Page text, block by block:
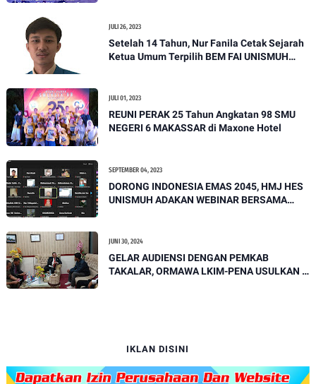
JULI 26, 2023
Setelah 14 Tahun, Nur Fanila Cetak Sejarah
Ketua Umum Terpilih BEM FAI UNISMUH
JULI 01, 2023
REUNI PERAK 25 Tahun Angkatan 98 SMU
NEGERI 6 MAKASSAR di Maxone Hotel
SEPTEMBER 04, 2023
DORONG INDONESIA EMAS 2045, HMJ HES
UNISMUH ADAKAN WEBINAR BERSAMA
JUNI 30, 2024
GELAR AUDIENSI DENGAN PEMKAB
TAKALAR, ORMAWA LKIM-PENA USULKAN 6
IKLAN DISINI